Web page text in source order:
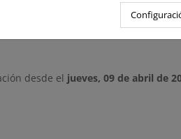
podrán presentar las
desde el jueves, 09 de abril de